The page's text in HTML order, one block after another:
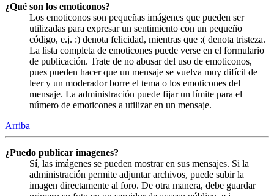
¿Qué son los emoticonos?
Los emoticonos son pequeñas imágenes que pueden ser
utilizadas para expresar un sentimiento con un pequeño
código, e.j. :) denota felicidad, mientras que :( denota tristeza.
La lista completa de emoticones puede verse en el formulario
de publicación. Trate de no abusar del uso de emoticonos,
pues pueden hacer que un mensaje se vuelva muy difícil de
leer y un moderador borre el tema o los emoticones del
mensaje. La administración puede fijar un límite para el
número de emoticones a utilizar en un mensaje.
Arriba
¿Puedo publicar imagenes?
Sí, las imágenes se pueden mostrar en sus mensajes. Si la
administración permite adjuntar archivos, puede subir la
imagen directamente al foro. De otra manera, debe guardar